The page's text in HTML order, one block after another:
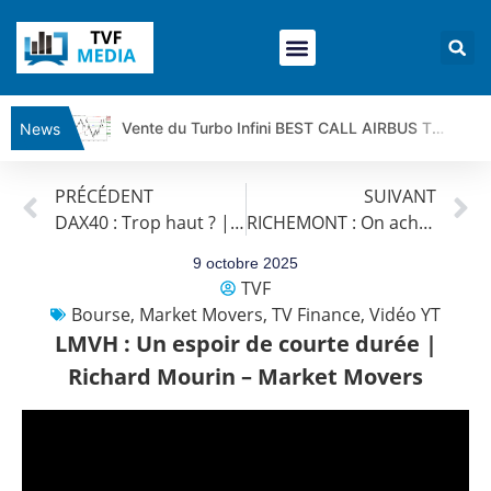
News
Vente du Turbo Infini BEST CALL AIRBUS TY80V à 3,45 € (+118 %)
Vente du Turbo infini BEST PUT COINBASE WO83V à 0,51 € (+46 %)
PRÉCÉDENT
DAX40 : Trop haut ? | Erick Sebban – Chrono DAX
SUIVANT
RICHEMONT : On achète ? | Richard Mourin – Market Movers
9 octobre 2025
TVF
Bourse, Market Movers, TV Finance, Vidéo YT
LMVH : Un espoir de courte durée |
Richard Mourin – Market Movers